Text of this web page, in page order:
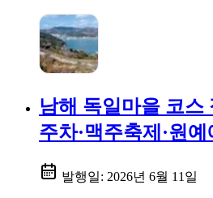
남해 독일마을 코스
주차·맥주축제·원
발행일: 2026년 6월 11일